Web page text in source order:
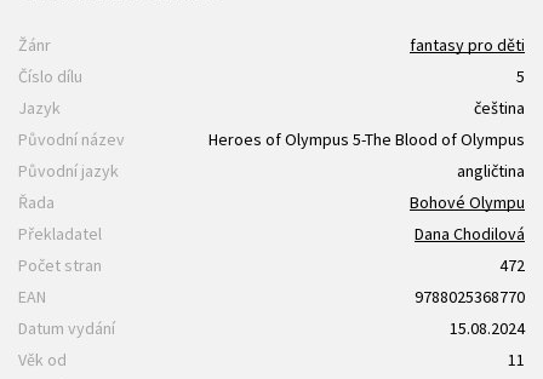
Žánr
fantasy pro děti
Číslo dílu
5
Jazyk
čeština
Původní název
Heroes of Olympus 5-The Blood of Olympus
Původní jazyk
angličtina
Řada
Bohové Olympu
Překladatel
Dana Chodilová
Počet stran
472
EAN
9788025368770
Datum vydání
15.08.2024
Věk od
11